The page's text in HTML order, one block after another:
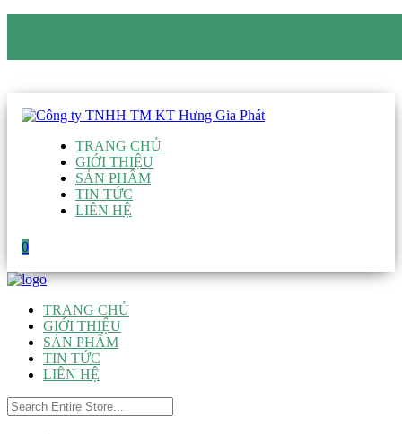
TRANG CHỦ
GIỚI THIỆU
SẢN PHẨM
TIN TỨC
LIÊN HỆ
0
TRANG CHỦ
GIỚI THIỆU
SẢN PHẨM
TIN TỨC
LIÊN HỆ